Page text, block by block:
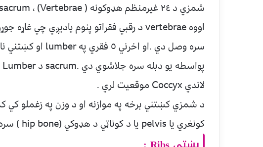
لاندي Coccyx موقعيت لري .
کونغري يا pelvis يا د کوناټي د هډوکي (hip bone ) سره وصل دي .